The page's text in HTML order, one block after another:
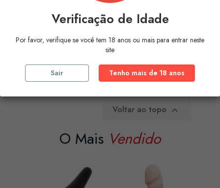
52,80 €
COMPRAR
A mostrar 1-2 de 2 artigo(s)
Voltar ao topo 
O Mais Vendido
Verificação de Idade
Por favor, verifique se você tem 18 anos ou mais para entrar neste
site
Sair Tenho mais de 18 anos